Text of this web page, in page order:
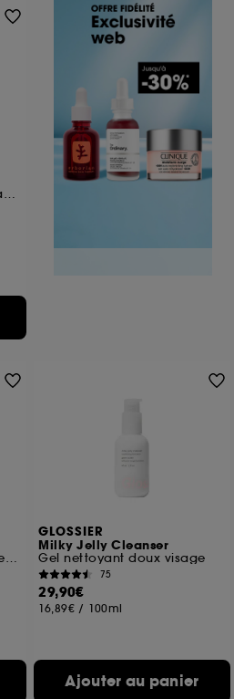
Cotons Double-face démaquillants réutilisables
Lotion tonique anti-imperfections à l'acide salicylique 2%
GLOSSIER
Milky Jelly Cleanser
Gel nettoyant doux visage
75
29,90€
16,89€ / 100ml
Ajouter au panier